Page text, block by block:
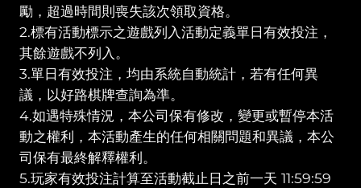
勵，超過時間則喪失該次領取資格。
2.標有活動標示之遊戲列入活動定義單日有效投注，
其餘遊戲不列入。
3.單日有效投注，均由系統自動統計，若有任何異
議，以好路棋牌查詢為準。
4.如遇特殊情況，本公司保有修改，變更或暫停本活
動之權利，本活動產生的任何相關問題和異議，本公
司保有最終解釋權利。
5.玩家有效投注計算至活動截止日之前一天 11:59:59